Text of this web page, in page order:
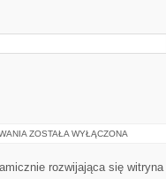
TRENING
ZOSTAŁA WYŁĄCZONA
rozwijająca się witryna